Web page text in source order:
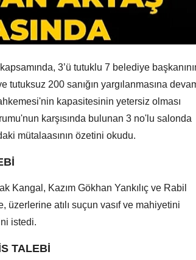
3’ü tutuklu 7 belediye
tutuksuz 200 sanığın yargılanmasına
kapasitesinin yetersiz olması
karşısında bulunan 3 no'lu salonda
mütalaasının özetini okudu.
Kangal, Kazım Gökhan Yankılıç ve Rabil
üzerlerine atılı suçun vasıf ve mahiyetini
istedi.
TALEBİ